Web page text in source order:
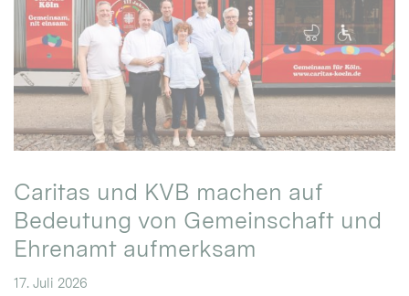
Caritas und KVB machen auf
Bedeutung von Gemeinschaft und
Ehrenamt aufmerksam
17. Juli 2026